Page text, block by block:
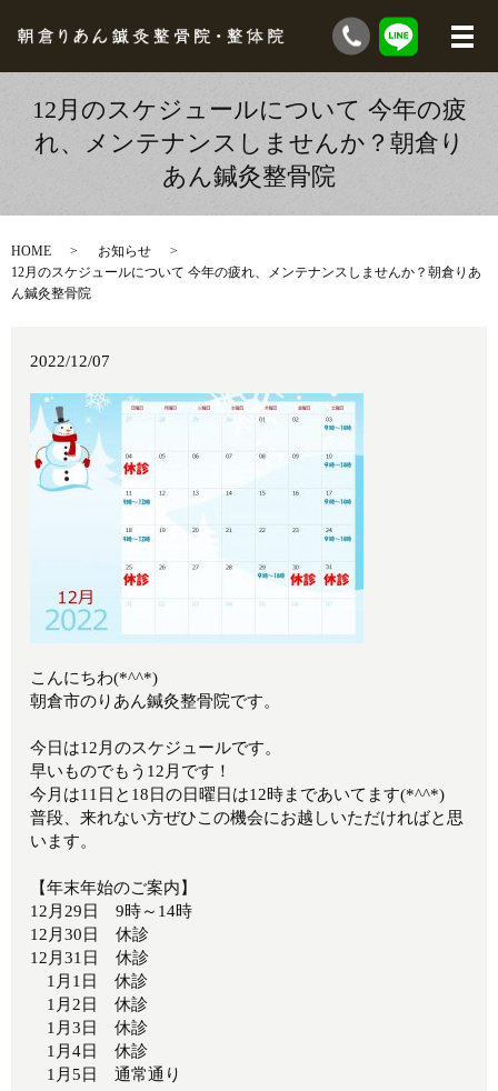
12月のスケジュールについて 今年の疲
れ、メンテナンスしませんか？朝倉り
あん鍼灸整骨院
HOME
お知らせ
12月のスケジュールについて 今年の疲れ、メンテナンスしませんか？朝倉りあ
ん鍼灸整骨院
2022/12/07
こんにちわ(*^^*)
朝倉市のりあん鍼灸整骨院です。
今日は12月のスケジュールです。
早いものでもう12月です！
今月は11日と18日の日曜日は12時まであいてます(*^^*)
普段、来れない方ぜひこの機会にお越しいただければと思
います。
【年末年始のご案内】
12月29日 9時～14時
12月30日 休診
12月31日 休診
1月1日 休診
1月2日 休診
1月3日 休診
1月4日 休診
1月5日 通常通り